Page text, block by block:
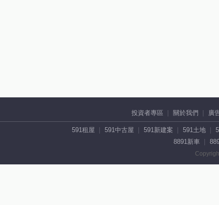
投資者專區 關於我們 廣
591租屋 591中古屋 591新建案 591土地
8891新車